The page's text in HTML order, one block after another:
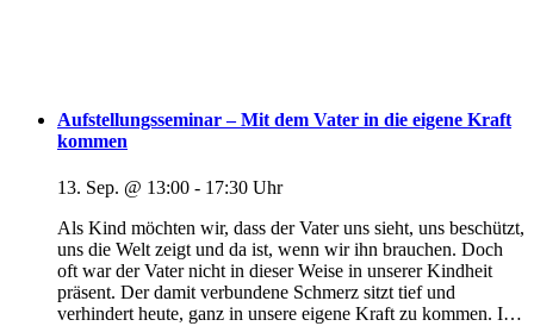
Aufstellungsseminar – Mit dem Vater in die eigene Kraft
kommen
13. Sep. @ 13:00 - 17:30
Als Kind möchten wir, dass der Vater uns sieht, uns beschützt,
uns die Welt zeigt und da ist, wenn wir ihn brauchen. Doch
oft war der Vater nicht in dieser Weise in unserer Kindheit
präsent. Der damit verbundene Schmerz sitzt tief und
verhindert heute, ganz in unsere eigene Kraft zu kommen. In